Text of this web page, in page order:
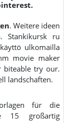
. Weitere ideen
Stankikursk ru
ulkomailla
movie maker
biteable try our.
landschaften.
für die
15 großartig